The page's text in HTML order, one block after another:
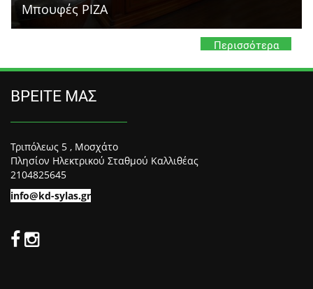
Μπουφές PIZA
Περισσότερα
ΒΡΕΙΤΕ ΜΑΣ
Τριπόλεως 5 , Μοσχάτο
Πλησίον Ηλεκτρικού Σταθμού Καλλιθέας
2104825645
info@kd-sylas.gr